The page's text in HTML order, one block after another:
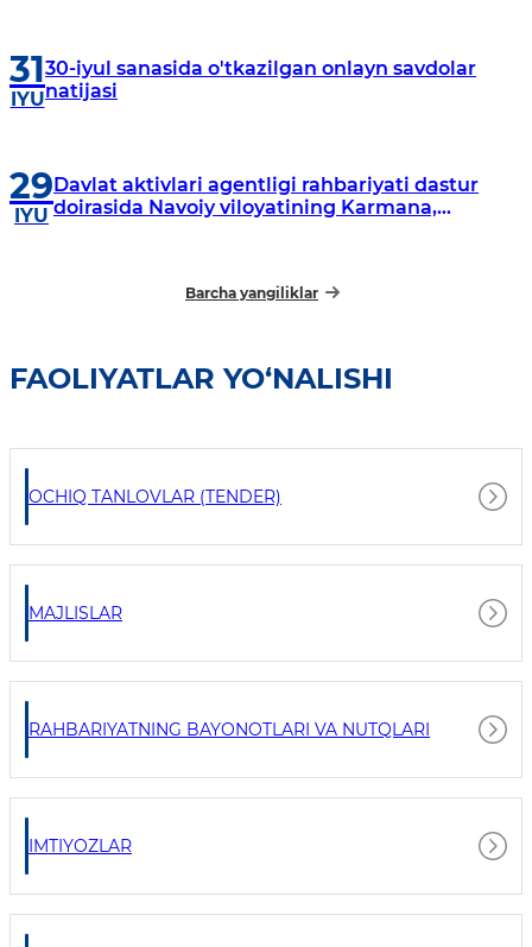
31
IYU
30-iyul sanasida o'tkazilgan onlayn savdolar
natijasi
29
IYU
Davlat aktivlari agentligi rahbariyati dastur
doirasida Navoiy viloyatining Karmana,
Barcha yangiliklar
FAOLIYATLAR YO‘NALISHI
OCHIQ TANLOVLAR (TENDER)
MAJLISLAR
RAHBARIYATNING BAYONOTLARI VA NUTQLARI
IMTIYOZLAR